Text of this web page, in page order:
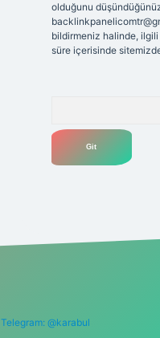
olduğunu
bildirmeniz halinde,
süre içerisinde
Telegram: @karabul